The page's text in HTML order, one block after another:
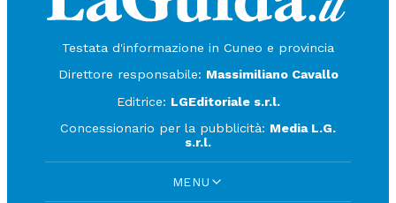
Testata d'informazione in Cuneo e provincia
Direttore responsabile: Massimiliano Cavallo
Editrice: LGEditoriale s.r.l.
Concessionario per la pubblicità: Media L.G.
s.r.l.
MENU